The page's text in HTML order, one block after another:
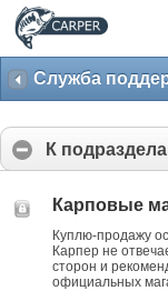
Служба
К
Карповые
Куплю-продажу
Карпер не
сторон и
официальных